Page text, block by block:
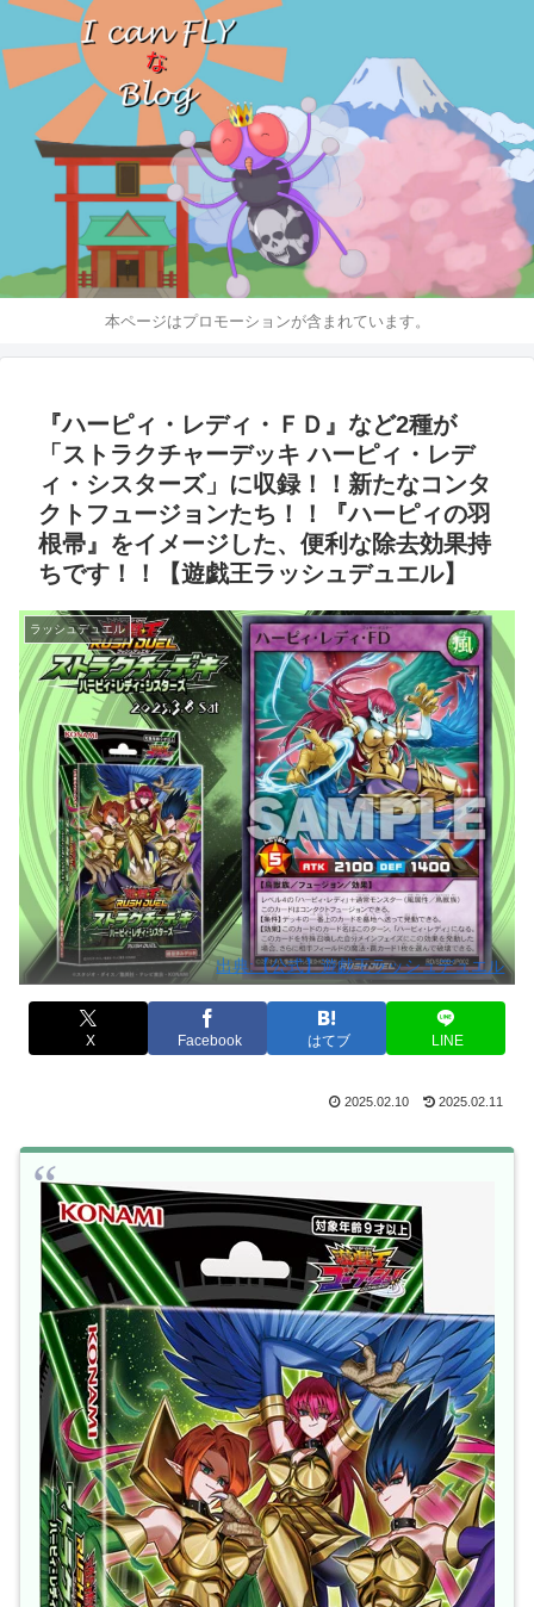
本ページはプロモーションが含まれています。
『ハーピィ・レディ・ＦＤ』など2種が
「ストラクチャーデッキ ハーピィ・レデ
ィ・シスターズ」に収録！！新たなコンタ
クトフュージョンたち！！『ハーピィの羽
根帚』をイメージした、便利な除去効果持
ちです！！【遊戯王ラッシュデュエル】
ラッシュデュエル
出典:【公式】遊戯王ラッシュデュエル
X Facebook はてブ LINE
2025.02.10 2025.02.11